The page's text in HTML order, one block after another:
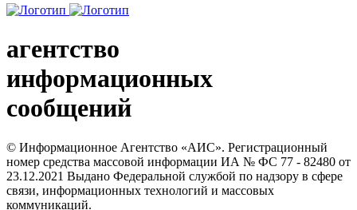
агентство
информационных
сообщений
© Информационное Агентство «АИС». Регистрационный
номер средства массовой информации ИА № ФС 77 - 82480 от
23.12.2021 Выдано Федеральной службой по надзору в сфере
связи, информационных технологий и массовых
коммуникаций.